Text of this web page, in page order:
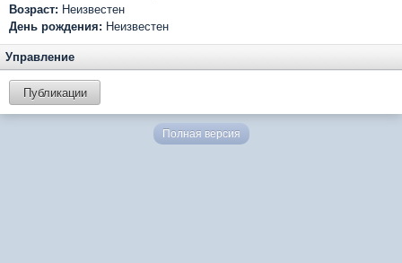
Возраст: Неизвестен
День рождения: Неизвестен
Управление
Публикации
Полная версия